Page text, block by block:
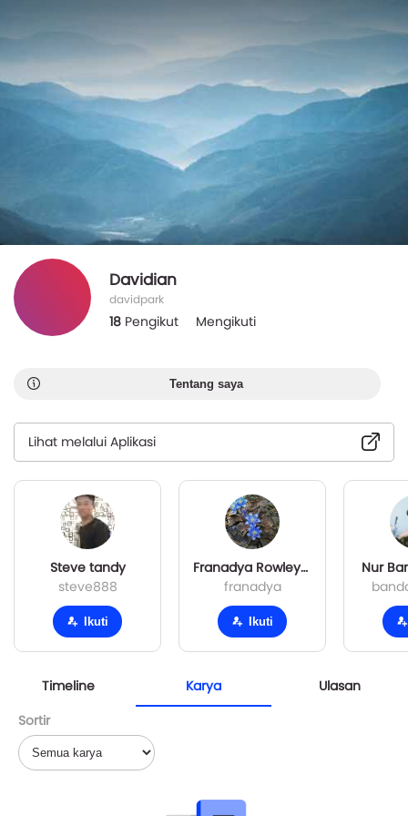
Davidian
davidpark
18 Pengikut Mengikuti
Tentang saya
Lihat melalui Aplikasi
Steve tandy
steve888
Ikuti
Franadya Rowleyn Nycti
franadya
Ikuti
Nur
Timeline Karya
Ulasan
Sortir